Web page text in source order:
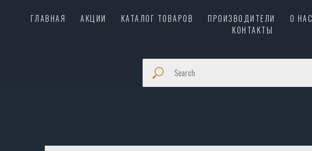
ГЛАВНАЯ АКЦИИ КАТАЛОГ ТОВАРОВ ПРОИЗВОДИТЕЛИ О НАС
КОНТАКТЫ